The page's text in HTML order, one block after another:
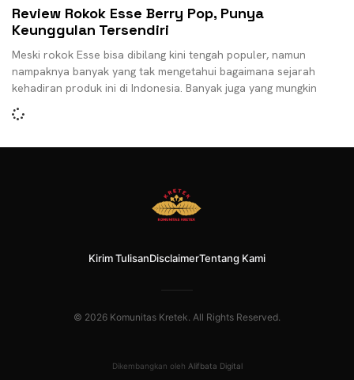
Review Rokok Esse Berry Pop, Punya
Keunggulan Tersendiri
Meski rokok Esse bisa dibilang kini tengah populer, namun
nampaknya banyak yang tak mengetahui bagaimana sejarah
kehadiran produk ini di Indonesia. Banyak juga yang mungkin
Kirim TulisanDisclaimerTentang Kami
© 2026 Komunitas Kretek. All Rights Reserved.
Dikembangkan oleh Alifbata Digital